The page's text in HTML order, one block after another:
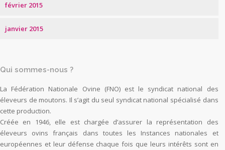
février 2015
janvier 2015
Qui sommes-nous ?
La Fédération Nationale Ovine (FNO) est le syndicat national des
éleveurs de moutons. Il s’agit du seul syndicat national spécialisé dans
cette production.
Créée en 1946, elle est chargée d’assurer la représentation des
éleveurs ovins français dans toutes les Instances nationales et
européennes et leur défense chaque fois que leurs intérêts sont en